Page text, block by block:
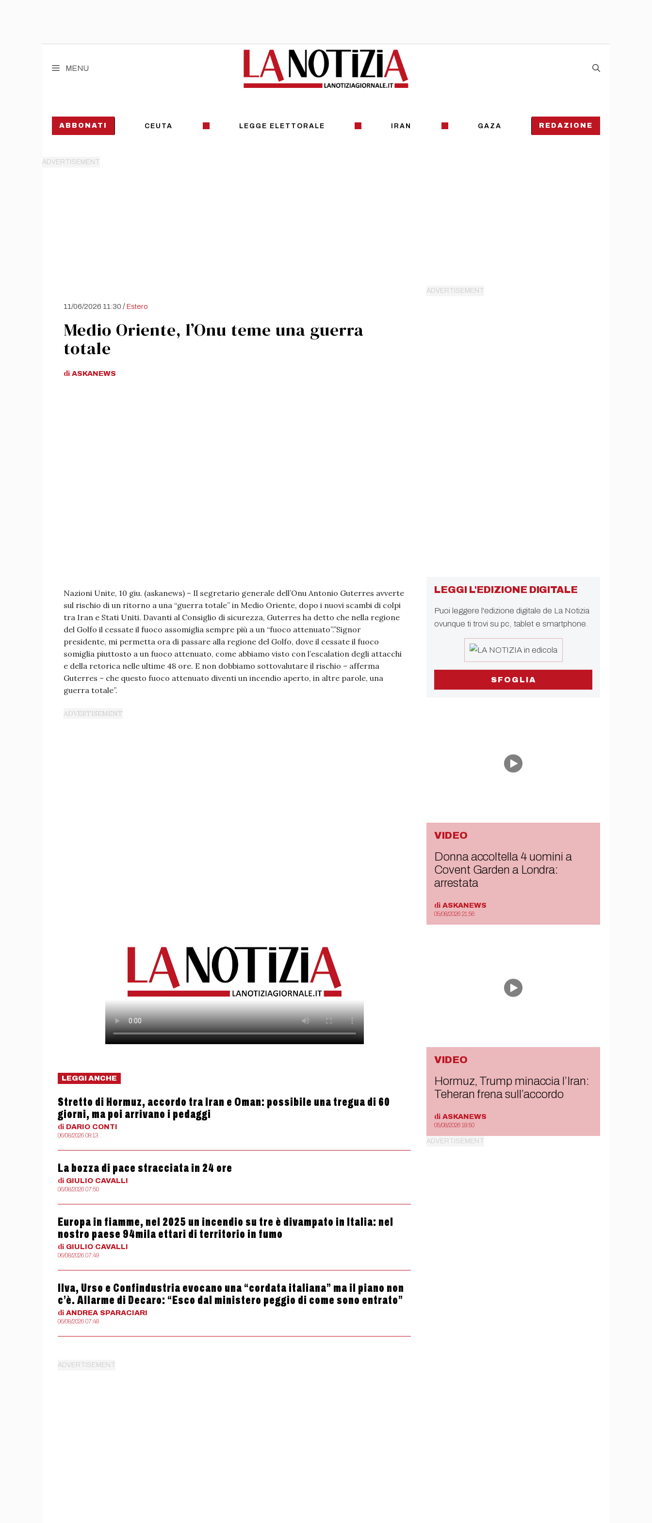
MENU
ABBONATI CEUTA LEGGE ELETTORALE IRAN GAZA REDAZIONE
11/06/2026 11:30 /Estero
Medio Oriente, l’Onu teme una guerra
totale
di ASKANEWS
Nazioni Unite, 10 giu. (askanews) – Il segretario generale dell’Onu Antonio Guterres avverte
sul rischio di un ritorno a una “guerra totale” in Medio Oriente, dopo i nuovi scambi di colpi
tra Iran e Stati Uniti. Davanti al Consiglio di sicurezza, Guterres ha detto che nella regione
del Golfo il cessate il fuoco assomiglia sempre più a un “fuoco attenuato”.”Signor
presidente, mi permetta ora di passare alla regione del Golfo, dove il cessate il fuoco
somiglia piuttosto a un fuoco attenuato, come abbiamo visto con l’escalation degli attacchi
e della retorica nelle ultime 48 ore. E non dobbiamo sottovalutare il rischio – afferma
Guterres – che questo fuoco attenuato diventi un incendio aperto, in altre parole, una
guerra totale”.
LEGGI ANCHE
Stretto di Hormuz, accordo tra Iran e Oman: possibile una tregua di 60
giorni, ma poi arrivano i pedaggi
di DARIO CONTI
06/08/2026 08:13
La bozza di pace stracciata in 24 ore
di GIULIO CAVALLI
06/08/2026 07:50
Europa in fiamme, nel 2025 un incendio su tre è divampato in Italia: nel
nostro paese 94mila ettari di territorio in fumo
di GIULIO CAVALLI
06/08/2026 07:49
Ilva, Urso e Confindustria evocano una “cordata italiana” ma il piano non
c’è. Allarme di Decaro: “Esco dal ministero peggio di come sono entrato”
di ANDREA SPARACIARI
06/08/2026 07:48
LEGGI L'EDIZIONE DIGITALE
Puoi leggere l'edizione digitale de La Notizia
ovunque ti trovi su pc, tablet e smartphone.
SFOGLIA
VIDEO
Donna accoltella 4 uomini a
Covent Garden a Londra:
arrestata
di ASKANEWS
05/08/2026 21:56
VIDEO
Hormuz, Trump minaccia l’Iran:
Teheran frena sull’accordo
di ASKANEWS
05/08/2026 18:50